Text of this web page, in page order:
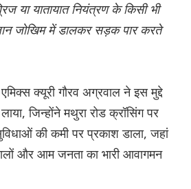
या यातायात नियंत्रण के किसी भी
जोखिम में डालकर सड़क पार करते
क्यूरी गौरव अग्रवाल ने इस मुद्दे
जिन्होंने मथुरा रोड क्रॉसिंग पर
की कमी पर प्रकाश डाला, जहां
और आम जनता का भारी आवागमन